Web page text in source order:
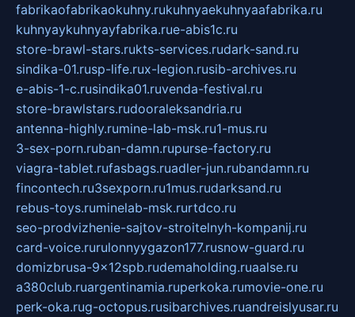
fabrikaofabrikaokuhny.rukuhnyaekuhnyaafabrika.ru
kuhnyaykuhnyayfabrika.rue-abis1c.ru
store-brawl-stars.rukts-services.rudark-sand.ru
sindika-01.rusp-life.rux-legion.rusib-archives.ru
e-abis-1-c.rusindika01.ruvenda-festival.ru
store-brawlstars.rudooraleksandria.ru
antenna-highly.rumine-lab-msk.ru1-mus.ru
3-sex-porn.ruban-damn.rupurse-factory.ru
viagra-tablet.rufasbags.ruadler-jun.rubandamn.ru
fincontech.ru3sexporn.ru1mus.rudarksand.ru
rebus-toys.ruminelab-msk.rurtdco.ru
seo-prodvizhenie-sajtov-stroitelnyh-kompanij.ru
card-voice.rurulonnyygazon177.rusnow-guard.ru
domizbrusa-9x12spb.rudemaholding.ruaalse.ru
a380club.ruargentinamia.ruperkoka.rumovie-one.ru
perk-oka.rug-octopus.rusibarchives.ruandreislyusar.ru